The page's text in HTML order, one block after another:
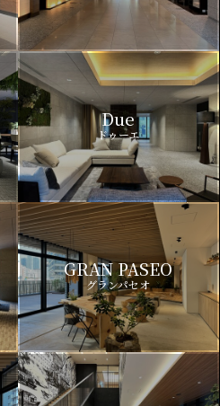
Due
ドゥーエ
GRAN PASEO
グランパセオ